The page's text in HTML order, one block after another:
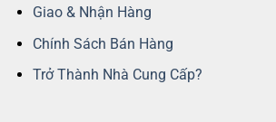
Giao & Nhận Hàng
Chính Sách Bán Hàng
Trở Thành Nhà Cung Cấp?